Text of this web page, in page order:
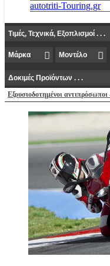
autotriti-Touring.gr
Εξουσιοδοτημένοι